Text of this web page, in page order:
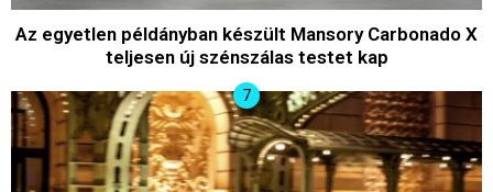
Az egyetlen példányban készült Mansory Carbonado X
teljesen új szénszálas testet kap